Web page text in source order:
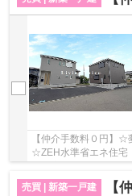
【仲介手数料０円
☆ZEH水準省エネ住
売買 | 新築一戸建
【仲